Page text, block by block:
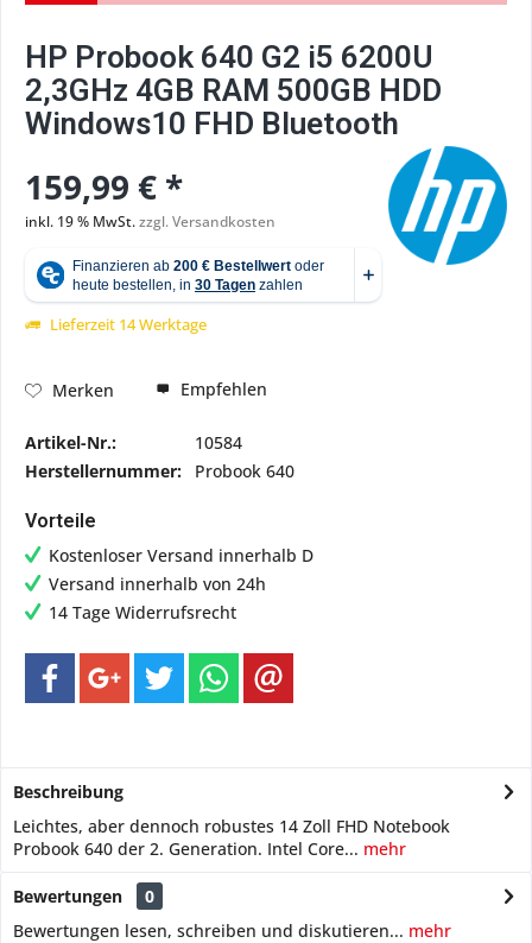
HP Probook 640 G2 i5 6200U
2,3GHz 4GB RAM 500GB HDD
Windows10 FHD Bluetooth
159,99 € *
inkl. 19 % MwSt.zzgl. Versandkosten
Lieferzeit 14 Werktage
Merken Empfehlen
Artikel-Nr.:
10584
Herstellernummer:
Probook 640
Vorteile
Kostenloser Versand innerhalb D
Versand innerhalb von 24h
14 Tage Widerrufsrecht
Beschreibung
Leichtes, aber dennoch robustes 14 Zoll FHD Notebook
Probook 640 der 2. Generation. Intel Core... mehr
Bewertungen
0
Bewertungen lesen, schreiben und diskutieren... mehr